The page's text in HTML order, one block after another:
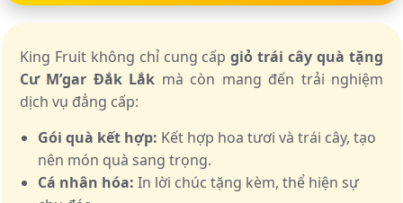
King Fruit không chỉ cung cấpgiỏ trái cây quà tặng
Cư M’gar Đắk Lắk mà còn mang đến trải nghiệm
dịch vụ đẳng cấp:
Gói quà kết hợp: Kết hợp hoa tươi và trái cây, tạo
nên món quà sang trọng.
Cá nhân hóa: In lời chúc tặng kèm, thể hiện sự